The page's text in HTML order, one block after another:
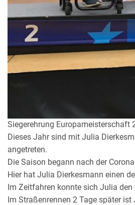
Siegerehrung Europameisterschaft
Dieses Jahr sind mit Julia
angetreten.
Die Saison begann nach der
Hier hat Julia Dierkesmann einen
Im Zeitfahren konnte sich Julia den
Im Straßenrennen 2 Tage später